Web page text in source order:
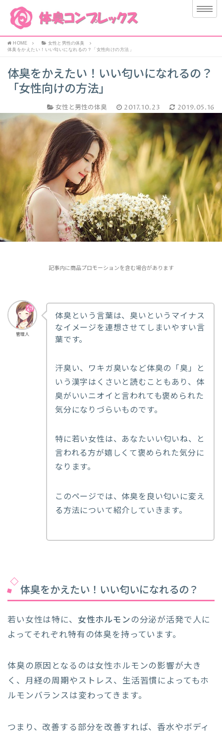
HOME
女性と男性の体臭
体臭をかえたい！いい匂いになれるの？「女性向けの方法」
体臭をかえたい！いい匂いになれるの？
「女性向けの方法」
女性と男性の体臭 2017.10.23 2019.05.16
記事内に商品プロモーションを含む場合があります
管理人
体臭という言葉は、臭いというマイナス
なイメージを連想させてしまいやすい言
葉です。
汗臭い、ワキガ臭いなど体臭の「臭」と
いう漢字はくさいと読むこともあり、体
臭がいいニオイと言われても褒められた
気分になりづらいものです。
特に若い女性は、あなたいい匂いね、と
言われる方が嬉しくて褒められた気分に
なります。
このページでは、体臭を良い匂いに変え
る方法について紹介していきます。
体臭をかえたい！いい匂いになれるの？
若い女性は特に、 女性ホルモンの分泌が活発で人に
よってそれぞれ特有の体臭を持っています。
体臭の原因となるのは女性ホルモンの影響が大き
く、月経の周期やストレス、生活習慣によってもホ
ルモンバランスは変わってきます。
つまり、改善する部分を改善すれば、香水やボディ